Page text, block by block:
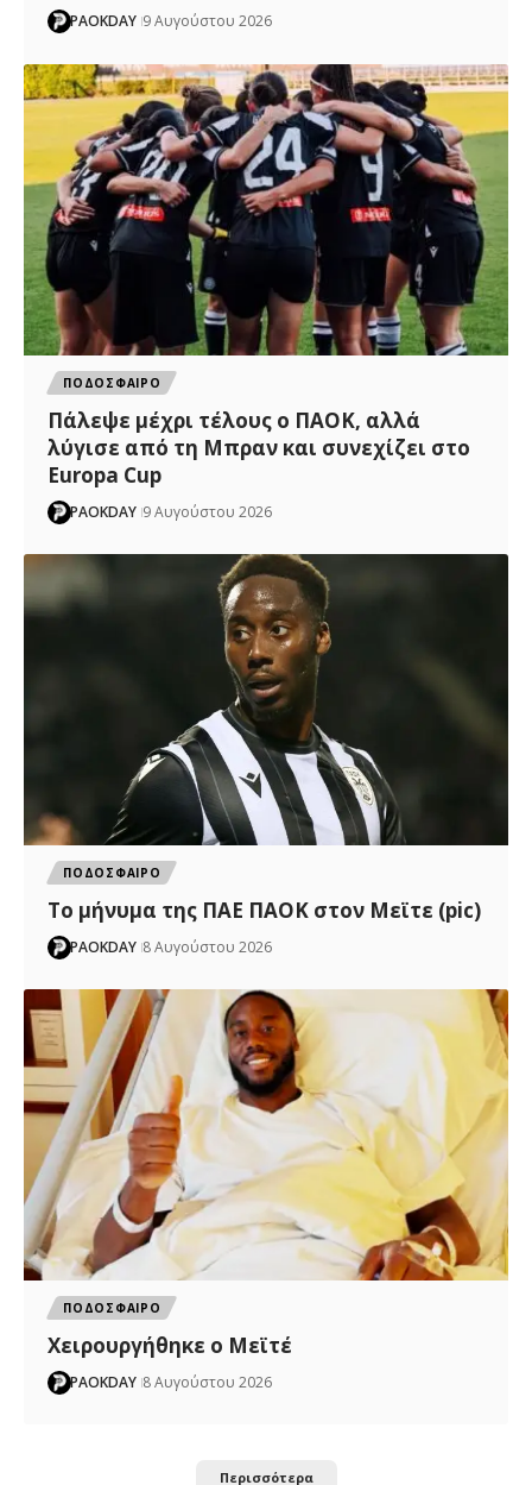
PAOKDAY 9 Αυγούστου 2026
ΠΟΔΟΣΦΑΙΡΟ
Πάλεψε μέχρι τέλους ο ΠΑΟΚ, αλλά
λύγισε από τη Μπραν και συνεχίζει στο
Europa Cup
PAOKDAY 9 Αυγούστου 2026
ΠΟΔΟΣΦΑΙΡΟ
Το μήνυμα της ΠΑΕ ΠΑΟΚ στον Μεϊτε (pic)
PAOKDAY 8 Αυγούστου 2026
ΠΟΔΟΣΦΑΙΡΟ
Χειρουργήθηκε ο Μεϊτέ
PAOKDAY 8 Αυγούστου 2026
Περισσότερα